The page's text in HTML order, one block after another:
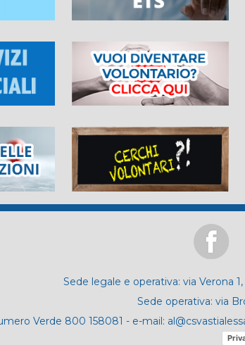
Sede legale e operativa: via Verona
Sede operativa: via
Verde 800 158081 - e-mail: